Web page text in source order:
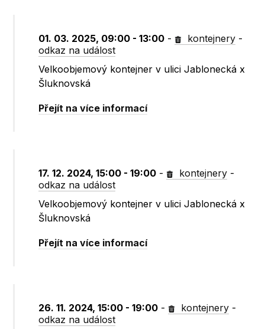
01. 03. 2025, 09:00 - 13:00 - kontejnery -
odkaz na událost
Velkoobjemový kontejner v ulici Jablonecká x
Šluknovská
Přejít na více informací
17. 12. 2024, 15:00 - 19:00 - kontejnery -
odkaz na událost
Velkoobjemový kontejner v ulici Jablonecká x
Šluknovská
Přejít na více informací
26. 11. 2024, 15:00 - 19:00 - kontejnery -
odkaz na událost